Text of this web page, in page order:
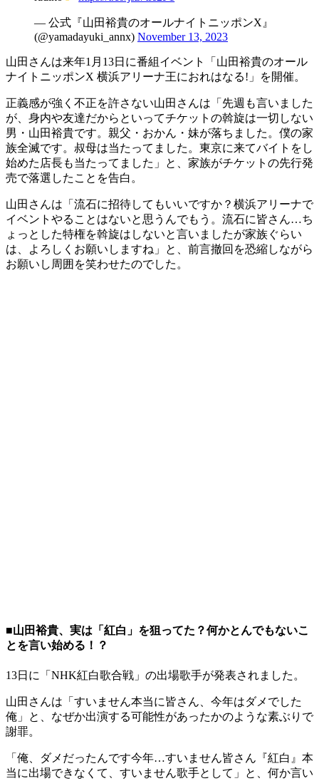
— 公式『山田裕貴のオールナイトニッポンX』
(@yamadayuki_annx) November 13, 2023
山田さんは来年1月13日に番組イベント「山田裕貴のオール
ナイトニッポンX 横浜アリーナ王におれはなる!」を開催。
正義感が強く不正を許さない山田さんは「先週も言いました
が、身内や友達だからといってチケットの斡旋は一切しない
男・山田裕貴です。親父・おかん・妹が落ちました。僕の家
族全滅です。叔母は当たってました。東京に来てバイトをし
始めた店長も当たってました」と、家族がチケットの先行発
売で落選したことを告白。
山田さんは「流石に招待してもいいですか？横浜アリーナで
イベントやることはないと思うんでもう。流石に皆さん…ち
ょっとした特権を斡旋はしないと言いましたが家族ぐらい
は、よろしくお願いしますね」と、前言撤回を恐縮しながら
お願いし周囲を笑わせたのでした。
■山田裕貴、実は「紅白」を狙ってた？何かとんでもないこ
とを言い始める！？
13日に「NHK紅白歌合戦」の出場歌手が発表されました。
山田さんは「すいません本当に皆さん、今年はダメでした
俺」と、なぜか出演する可能性があったかのような素ぶりで
謝罪。
「俺、ダメだったんです今年…すいません皆さん『紅白』本
当に出場できなくて、すいません歌手として」と、何か言い